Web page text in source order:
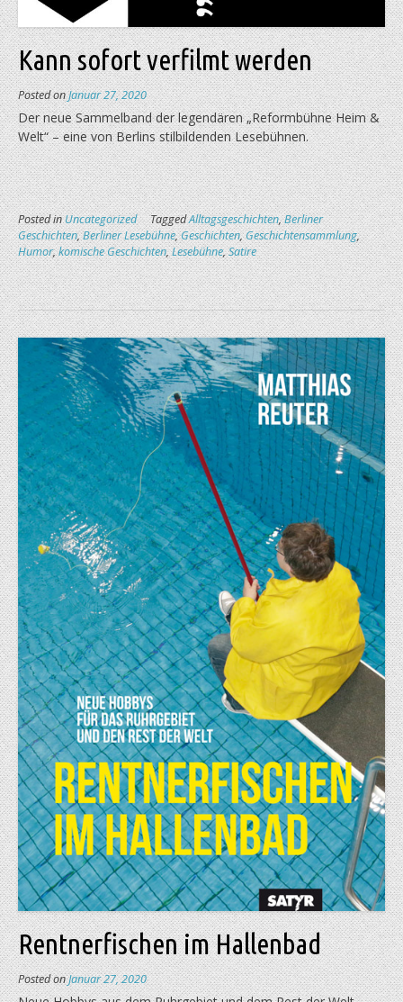
Kann sofort verfilmt werden
Posted onJanuar 27, 2020
Der neue Sammelband der legendären „Reformbühne Heim &
Welt“ – eine von Berlins stilbildenden Lesebühnen.
Posted inUncategorized TaggedAlltagsgeschichten,Berliner
Geschichten,Berliner Lesebühne,Geschichten,Geschichtensammlung,
Humor,komische Geschichten,Lesebühne,Satire
Rentnerfischen im Hallenbad
Posted onJanuar 27, 2020